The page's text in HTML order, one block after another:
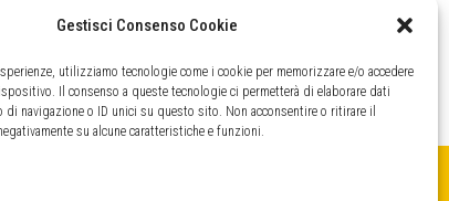
Gestisci Consenso Cookie
utilizziamo tecnologie come i cookie per memorizzare e/o accedere
Il consenso a queste tecnologie ci permetterà di elaborare dati
di navigazione o ID unici su questo sito. Non acconsentire o ritirare il
su alcune caratteristiche e funzioni.